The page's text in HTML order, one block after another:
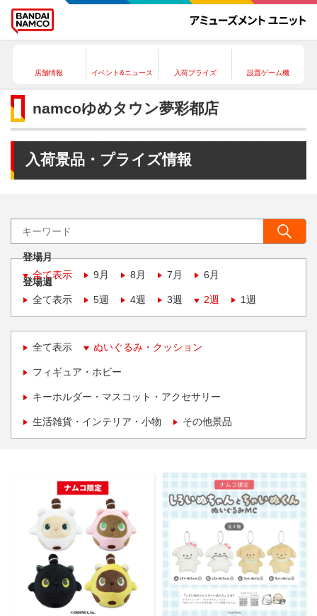
店舗情報 イベント&ニュース 入荷プライズ 設置ゲーム機
namcoゆめタウン夢彩都店
入荷景品・プライズ情報
登場月
全て表示
9月 8月 7月 6月
登場週
全て表示
5週 4週 3週 2週 1週
全て表示 ぬいぐるみ・クッション
フィギュア・ホビー
キーホルダー・マスコット・アクセサリー
生活雑貨・インテリア・小物 その他景品